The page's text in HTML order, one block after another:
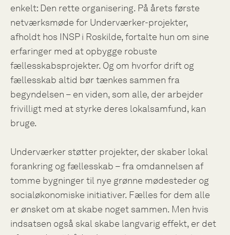
enkelt: Den rette organisering. På årets første
netværksmøde for Underværker-projekter,
afholdt hos INSP i Roskilde, fortalte hun om sine
erfaringer med at opbygge robuste
fællesskabsprojekter. Og om hvorfor drift og
fællesskab altid bør tænkes sammen fra
begyndelsen – en viden, som alle, der arbejder
frivilligt med at styrke deres lokalsamfund, kan
bruge.
Underværker støtter projekter, der skaber lokal
forankring og fællesskab – fra omdannelsen af
tomme bygninger til nye grønne mødesteder og
socialøkonomiske initiativer. Fælles for dem alle
er ønsket om at skabe noget sammen. Men hvis
indsatsen også skal skabe langvarig effekt, er det